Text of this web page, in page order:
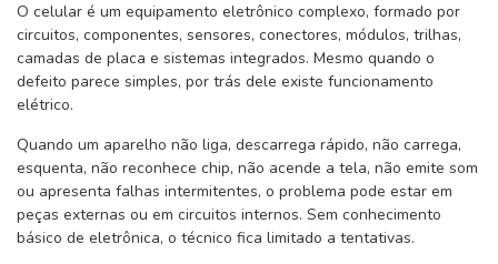
O celular é um equipamento eletrônico complexo, formado por
circuitos, componentes, sensores, conectores, módulos, trilhas,
camadas de placa e sistemas integrados. Mesmo quando o
defeito parece simples, por trás dele existe funcionamento
elétrico.
Quando um aparelho não liga, descarrega rápido, não carrega,
esquenta, não reconhece chip, não acende a tela, não emite som
ou apresenta falhas intermitentes, o problema pode estar em
peças externas ou em circuitos internos. Sem conhecimento
básico de eletrônica, o técnico fica limitado a tentativas.